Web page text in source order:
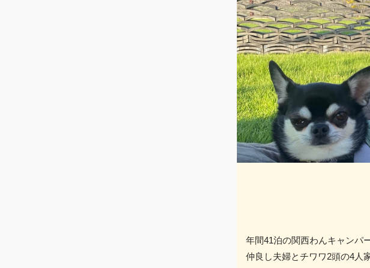
年間41泊の関西わんキャンパ
仲良し夫婦とチワワ2頭の4人